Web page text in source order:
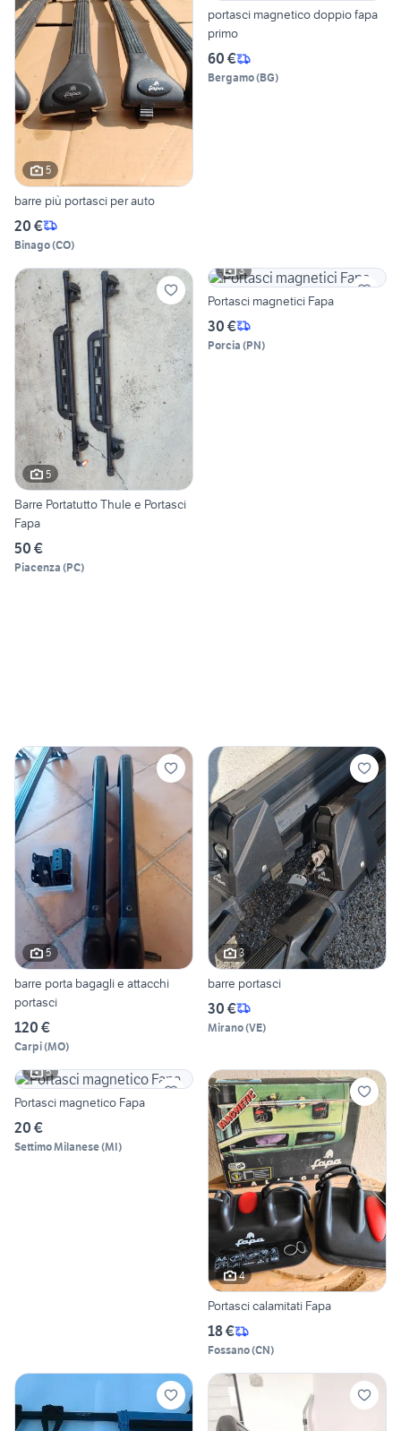
5
barre più portasci per auto
20 €
Binago(CO)
portasci magnetico doppio fapa
primo
60 €
Bergamo(BG)
5
Barre Portatutto Thule e Portasci
Fapa
50 €
Piacenza (PC)
3
Portasci magnetici Fapa
30 €
Porcia (PN)
5
barre porta bagagli e attacchi
portasci
120 €
Carpi(MO)
3
barre portasci
30 €
Mirano(VE)
5
Portasci magnetico Fapa
20 €
Settimo Milanese(MI)
4
Portasci calamitati Fapa
18 €
Fossano(CN)